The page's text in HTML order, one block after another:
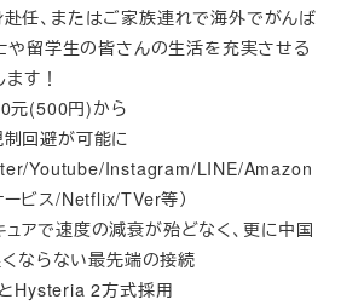
任、またはご家族連れで海外でがんば
や留学生の皆さんの生活を充実させる
す！
元(500円)から
制回避が可能に
Youtube/Instagram/LINE/Amazon
ビス/Netflix/TVer等）
アで速度の減衰が殆どなく、更に中国
ならない最先端の接続
Hysteria 2方式採用